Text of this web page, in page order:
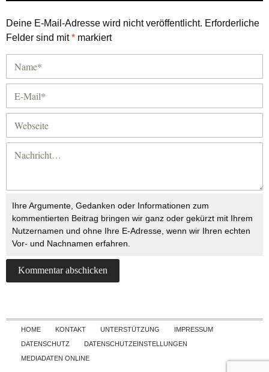
Deine E-Mail-Adresse wird nicht veröffentlicht. Erforderliche
Felder sind mit* markiert
Ihre Argumente, Gedanken oder Informationen zum
kommentierten Beitrag bringen wir ganz oder gekürzt mit Ihrem
Nutzernamen und ohne Ihre E-Adresse, wenn wir Ihren echten
Vor- und Nachnamen erfahren.
Skip to content
HOME KONTAKT UNTERSTÜTZUNG
IMPRESSUM
DATENSCHUTZ
DATENSCHUTZEINSTELLUNGEN
MEDIADATEN ONLINE